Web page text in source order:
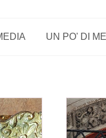
UN PO' DI ME